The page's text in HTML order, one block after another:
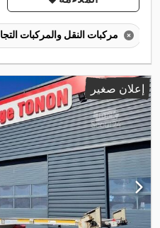
إعلان صغير